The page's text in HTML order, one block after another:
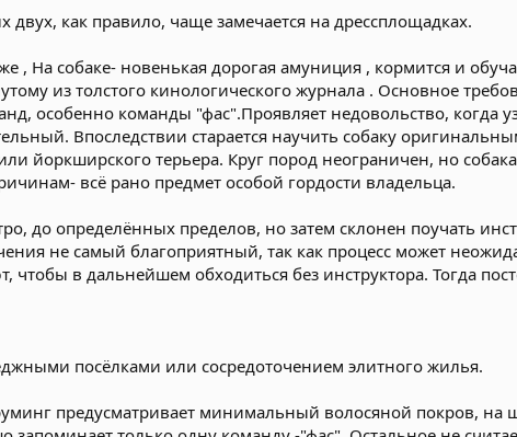
двух, как правило, чаще замечается на дрессплощадках.
, На собаке- новенькая дорогая амуниция , кормится и
из толстого кинологического журнала . Основное
особенно команды "фас".Проявляет недовольство, когда
Впоследствии старается научить собаку
йоркширского терьера. Круг пород неограничен, но
всё рано предмет особой гордости владельца.
до определённых пределов, но затем склонен поучать
не самый благоприятный, так как процесс может
чтобы в дальнейшем обходиться без инструктора. Тогда
посёлками или сосредоточением элитного жилья.
предусматривает минимальный волосяной покров, на